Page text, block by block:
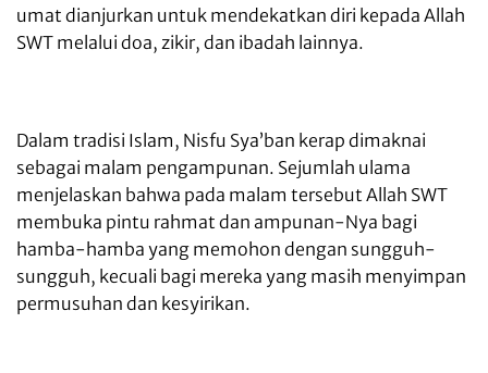
umat dianjurkan untuk mendekatkan diri kepada Allah
SWT melalui doa, zikir, dan ibadah lainnya.
Dalam tradisi Islam, Nisfu Sya’ban kerap dimaknai
sebagai malam pengampunan. Sejumlah ulama
menjelaskan bahwa pada malam tersebut Allah SWT
membuka pintu rahmat dan ampunan-Nya bagi
hamba-hamba yang memohon dengan sungguh-
sungguh, kecuali bagi mereka yang masih menyimpan
permusuhan dan kesyirikan.